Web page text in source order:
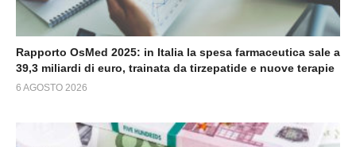
Rapporto OsMed 2025: in Italia la spesa farmaceutica sale a
39,3 miliardi di euro, trainata da tirzepatide e nuove terapie
6 AGOSTO 2026